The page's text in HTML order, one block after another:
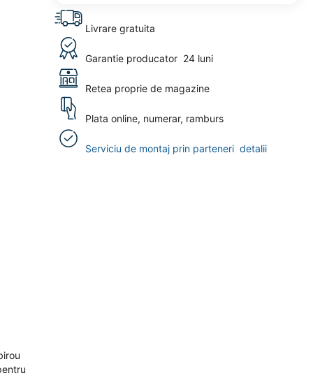
Livrare gratuita
Garantie producator 24 luni
Retea proprie de magazine
Plata online, numerar, ramburs
Serviciu de montaj prin parteneri detalii